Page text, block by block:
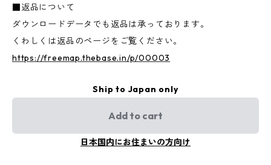
■返品について
ダウンロードデータでも返品は承っております。
くわしくは返品のページをご覧ください。
https://freemap.thebase.in/p/00003
Ship to Japan only
Add to cart
日本国内にお住まいの方向け